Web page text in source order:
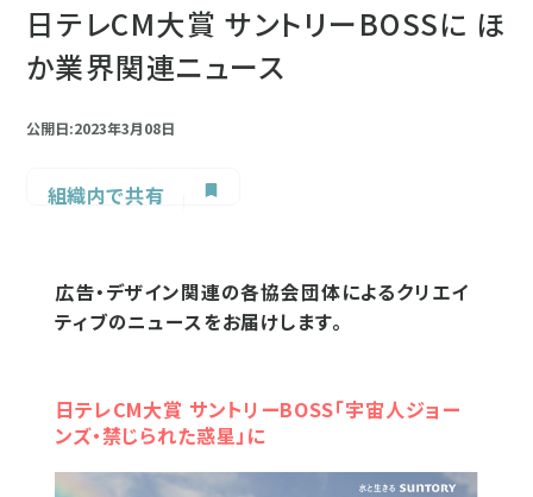
日テレCM大賞 サントリーBOSSに ほ
か業界関連ニュース
公開日:2023年3月08日
組織内で共有
広告・デザイン関連の各協会団体によるクリエイ
ティブのニュースをお届けします。
日テレCM大賞 サントリーBOSS「宇宙人ジョー
ンズ・禁じられた惑星」に